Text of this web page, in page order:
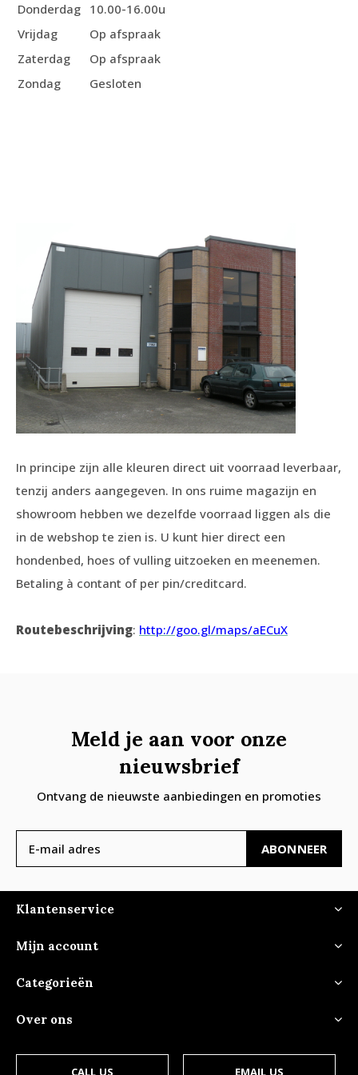
Donderdag 10.00-16.00u
Vrijdag
Op afspraak
Zaterdag
Op afspraak
Zondag
Gesloten
In principe zijn alle kleuren direct uit voorraad leverbaar,
tenzij anders aangegeven. In ons ruime magazijn en
showroom hebben we dezelfde voorraad liggen als die
in de webshop te zien is. U kunt hier direct een
hondenbed, hoes of vulling uitzoeken en meenemen.
Betaling à contant of per pin/creditcard.
Routebeschrijving: http://goo.gl/maps/aECuX
Meld je aan voor onze
nieuwsbrief
Ontvang de nieuwste aanbiedingen en promoties
ABONNEER
Klantenservice
Mijn account
Categorieën
Over ons
CALL US EMAIL US